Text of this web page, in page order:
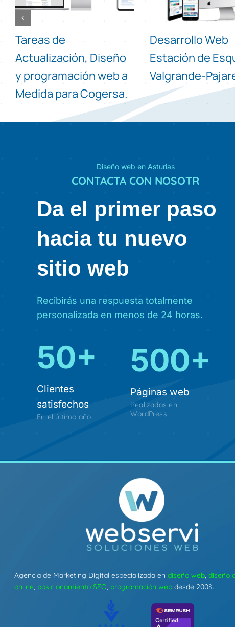
Tareas de
Actualización, Diseño
y programación web a
Medida para Cogersa.
Desarrollo Web
Estación de
Valgrande-
Diseño web en Asturias
CONTACTA CON
Da el primer paso
hacia tu nuevo
sitio web
Recibirás una respuesta totalmente
personalizada en menos de 24 horas.
50+
Clientes
satisfechos
En el último año
500+
Páginas web
Realizadas en
WordPress
Agencia de Marketing Digital especializada en diseño web, diseño
online, posicionamiento SEO, programación webdesde 2008.